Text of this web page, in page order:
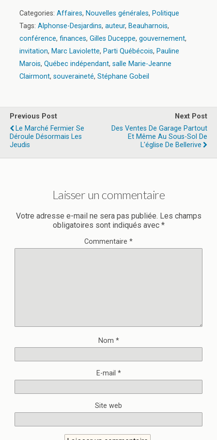
Categories: Affaires, Nouvelles générales, Politique
Tags: Alphonse-Desjardins, auteur, Beauharnois,
conférence, finances, Gilles Duceppe, gouvernement,
invitation, Marc Laviolette, Parti Québécois, Pauline
Marois, Québec indépendant, salle Marie-Jeanne
Clairmont, souveraineté, Stéphane Gobeil
Previous Post
Le Marché Fermier Se
Déroule Désormais Les
Jeudis
Next Post
Des Ventes De Garage Partout
Et Même Au Sous-Sol De
L'église De Bellerive
Laisser un commentaire
Votre adresse e-mail ne sera pas publiée. Les champs
obligatoires sont indiqués avec *
Commentaire *
Nom *
E-mail *
Site web